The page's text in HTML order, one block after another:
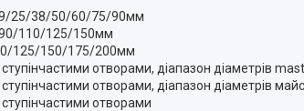
25/38/50/60/75/90мм
90/110/125/150мм
125/150/175/200мм
отворами, діапазон діаметрів
отворами, діапазон діаметрів
отворами